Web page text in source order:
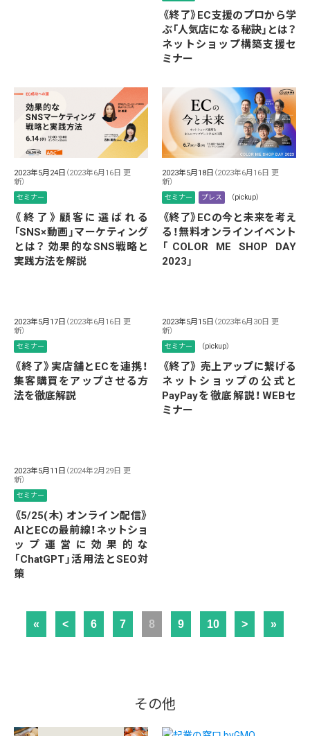
《終了》EC支援のプロから学
ぶ「人気店になる秘訣」とは？
ネットショップ構築支援セ
ミナー
2023年5月24日 （2023年6月16日 更
新）
セミナー
《終了》顧客に選ばれる
「SNS×動画」マーケティング
とは？ 効果的なSNS戦略と
実践方法を解説
2023年5月18日 （2023年6月16日 更
新）
セミナー プレス （pickup）
《終了》ECの今と未来を考え
る！無料オンラインイベント
「COLOR ME SHOP DAY
2023」
2023年5月17日 （2023年6月16日 更
新）
セミナー
《終了》実店舗とECを連携！
集客購買をアップさせる方
法を徹底解説
2023年5月15日 （2023年6月30日 更
新）
セミナー （pickup）
《終了》 売上アップに繋げる
ネットショップの公式と
PayPayを徹底解説！WEBセ
ミナー
2023年5月11日 （2024年2月29日 更
新）
セミナー
《5/25(木) オンライン配信》
AIとECの最前線！ネットショ
ップ運営に効果的な
「ChatGPT」活用法とSEO対
策
« < 6 7 8 9 10 > »
その他